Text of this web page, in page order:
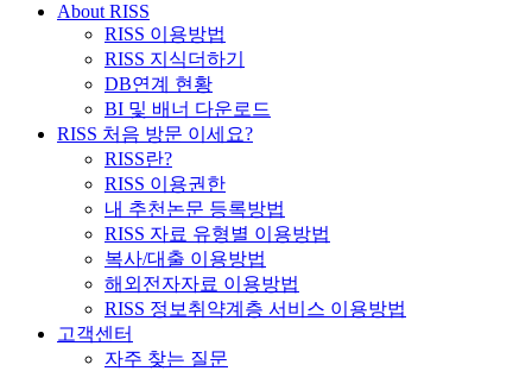
About RISS
RISS 이용방법
RISS 지식더하기
DB연계 현황
BI 및 배너 다운로드
RISS 처음 방문 이세요?
RISS란?
RISS 이용권한
내 추천논문 등록방법
RISS 자료 유형별 이용방법
복사/대출 이용방법
해외전자자료 이용방법
RISS 정보취약계층 서비스 이용방법
고객센터
자주 찾는 질문